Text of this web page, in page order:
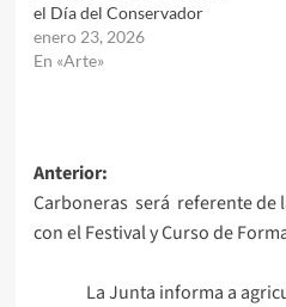
el Día del Conservador
enero 23, 2026
En «Arte»
Navegación
de
entradas
Anterior:
Carboneras será referente de
con el Festival y Curso de
La Junta informa a